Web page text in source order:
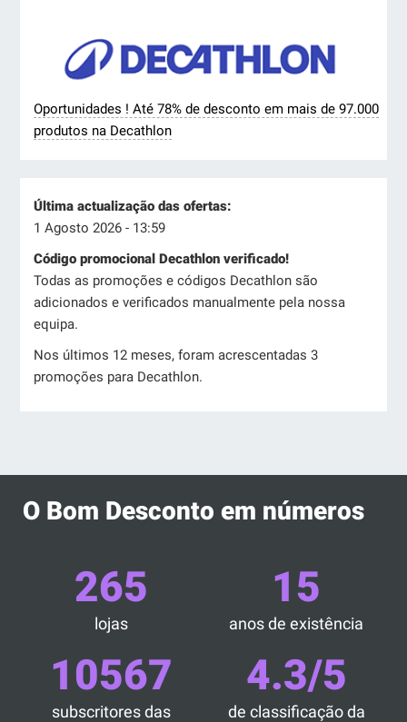
Oportunidades ! Até 78% de desconto em mais de 97.000
produtos na Decathlon
Última actualização das ofertas:
1 Agosto 2026 - 13:59
Código promocional Decathlon verificado!
Todas as promoções e códigos Decathlon são
adicionados e verificados manualmente pela nossa
equipa.
Nos últimos 12 meses, foram acrescentadas 3
promoções para Decathlon.
O Bom Desconto em números
265
lojas
15
anos de existência
10567
subscritores das
4.3/5
de classificação da